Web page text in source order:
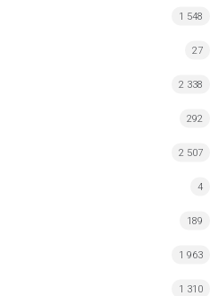
1 548
27
2 338
292
2 507
4
189
1 963
1 310